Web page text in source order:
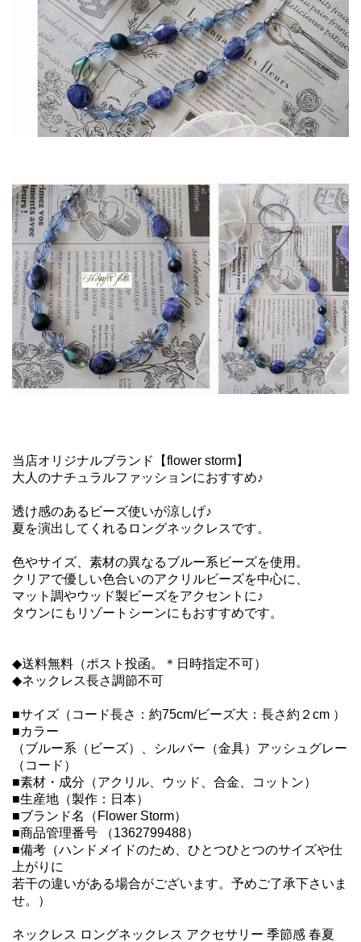
当店オリジナルブランド【flower storm】
大人のナチュラルファッションにおすすめ♪
透け感のあるビーズ使いが涼しげ♪
夏を演出してくれるロングネックレスです。
色やサイズ、素材の異なるブルー系ビーズを使用。
クリアで優しい色合いのアクリルビーズを中心に、
マット調やウッド製ビーズをアクセントに♪
タウンにもリゾートシーンにもおすすめです。
◆送料無料（ポスト投函。＊日時指定不可）
◆ネックレス長さ調節不可
■サイズ（コード長さ：約75cm/ビーズ大：長さ約２cm ）
■カラー
（ブルー系（ビーズ）、シルバー（金具）アッシュグレー
（コード）
■素材・成分（アクリル、ウッド、合金、コットン）
■生産地（製作：日本）
■ブランド名（Flower Storm）
■商品管理番号 （1362799488）
■備考（ハンドメイドのため、ひとつひとつのサイズや仕
上がりに
若干の違いがある場合がございます。予めご了承下さいま
せ。）
ネックレス ロングネックレス アクセサリー 季節感 春夏